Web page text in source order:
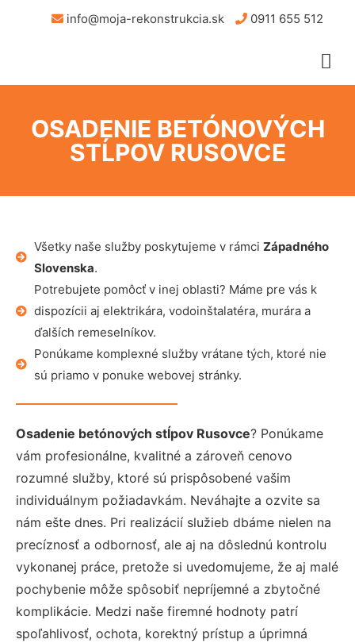
info@moja-rekonstrukcia.sk 0911 655 512
OSADENIE BETÓNOVÝCH
STĹPOV RUSOVCE
Všetky naše služby poskytujeme v rámci Západného
Slovenska.
Potrebujete pomôcť v inej oblasti? Máme pre vás k
dispozícii aj elektrikára, vodoinštalatéra, murára a
ďalších remeselníkov.
Ponúkame komplexné služby vrátane tých, ktoré nie
sú priamo v ponuke webovej stránky.
Osadenie betónových stĺpov Rusovce? Ponúkame
vám profesionálne, kvalitné a zároveň cenovo
rozumné služby, ktoré sú prispôsobené vašim
individuálnym požiadavkám. Neváhajte a ozvite sa
nám ešte dnes. Pri realizácií služieb dbáme nielen na
precíznosť a odbornosť, ale aj na dôslednú kontrolu
vykonanej práce, pretože si uvedomujeme, že aj malé
pochybenie môže spôsobiť nepríjemné a zbytočné
komplikácie. Medzi naše firemné hodnoty patrí
spoľahlivosť, ochota, korektný prístup a úprimná